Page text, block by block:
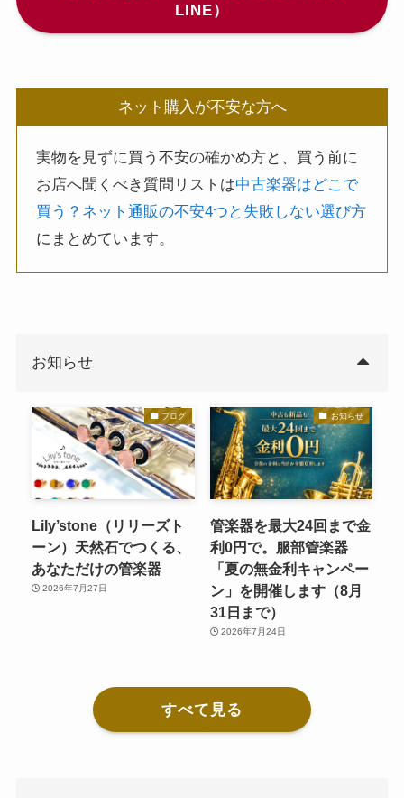
LINE）
ネット購入が不安な方へ
実物を見ずに買う不安の確かめ方と、買う前に
お店へ聞くべき質問リストは中古楽器はどこで
買う？ネット通販の不安4つと失敗しない選び方
にまとめています。
お知らせ
ブログ
Lily’stone（リリーズト
ーン）天然石でつくる、
あなただけの管楽器
2026年7月27日
お知らせ
管楽器を最大24回まで金
利0円で。服部管楽器
「夏の無金利キャンペー
ン」を開催します（8月
31日まで）
2026年7月24日
すべて見る